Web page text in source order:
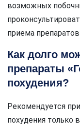
возможных
приема препаратов
Как долго
препараты
похудения?
Рекомендуется
похудения только